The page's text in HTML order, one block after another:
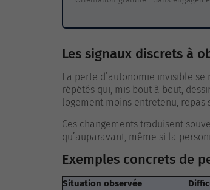
Les signaux discrets à
La perte d’autonomie invisible
répétés qui, mis bout à bout,
logement moins entretenu, repas
Ces changements traduisent
qu’auparavant, même si la
Exemples concrets de
Situation observée